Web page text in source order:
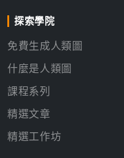
探索學院
免費生成人類圖
什麼是人類圖
課程系列
精選文章
精選工作坊